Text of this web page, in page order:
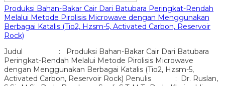
Produksi Bahan-Bakar Cair Dari Batubara Peringkat-Rendah
Melalui Metode Pirolisis Microwave dengan Menggunakan
Berbagai Katalis (Tio2, Hzsm-5, Activated Carbon, Reservoir
Rock)
Judul : Produksi Bahan-Bakar Cair Dari Batubara
Peringkat-Rendah Melalui Metode Pirolisis Microwave
dengan Menggunakan Berbagai Katalis (Tio2, Hzsm-5,
Activated Carbon, Reservoir Rock) Penulis : Dr. Ruslan,